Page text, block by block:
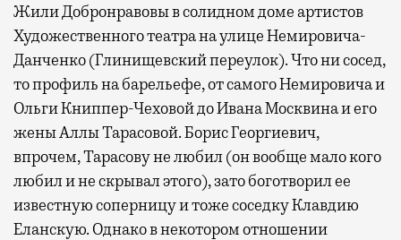
Жили Добронравовы в солидном доме артистов
Художественного театра на улице Немировича-
Данченко (Глинищевский переулок). Что ни сосед,
то профиль на барельефе, от самого Немировича и
Ольги Книппер-Чеховой до Ивана Москвина и его
жены Аллы Тарасовой. Борис Георгиевич,
впрочем, Тарасову не любил (он вообще мало кого
любил и не скрывал этого), зато боготворил ее
известную соперницу и тоже соседку Клавдию
Еланскую. Однако в некотором отношении